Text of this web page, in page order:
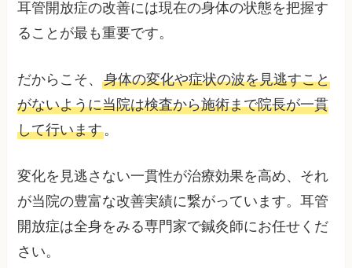
耳管開放症の改善には現在の身体の状態を把握す
ることが最も重要です。
だからこそ、身体の変化や症状の波を見逃すこと
がないように当院は検査から施術まで院長が一貫
して行います。
変化を見逃さない一貫性が治療効果を高め、それ
が当院の豊富な改善実績に繋がっています。耳管
開放症は全身をみる専門家で鍼灸師にお任せくだ
さい。